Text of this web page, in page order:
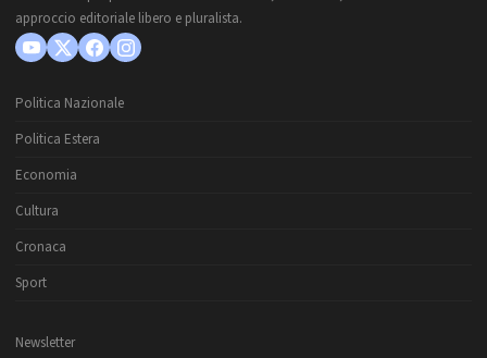
approccio editoriale libero e pluralista.
Politica Nazionale
Politica Estera
Economia
Cultura
Cronaca
Sport
Newsletter